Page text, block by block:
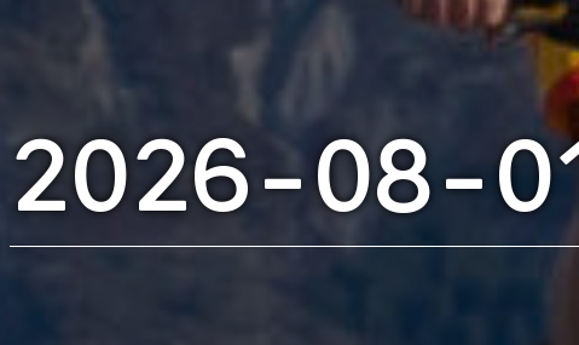
2026-08-